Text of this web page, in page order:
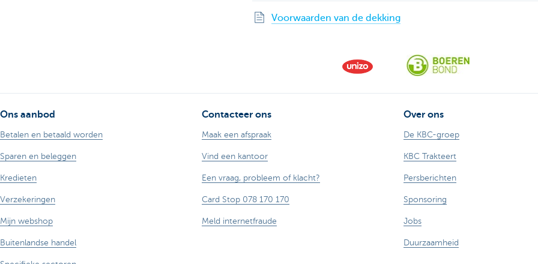
Voorwaarden van de dekking
Ons aanbod
Betalen en betaald worden
Sparen en beleggen
Kredieten
Verzekeringen
Mijn webshop
Buitenlandse handel
Contacteer ons
Maak een afspraak
Vind een kantoor
Een vraag, probleem of klacht?
Card Stop 078 170 170
Meld internetfraude
Over ons
De KBC-groep
KBC Trakteert
Persberichten
Sponsoring
Jobs
Duurzaamheid